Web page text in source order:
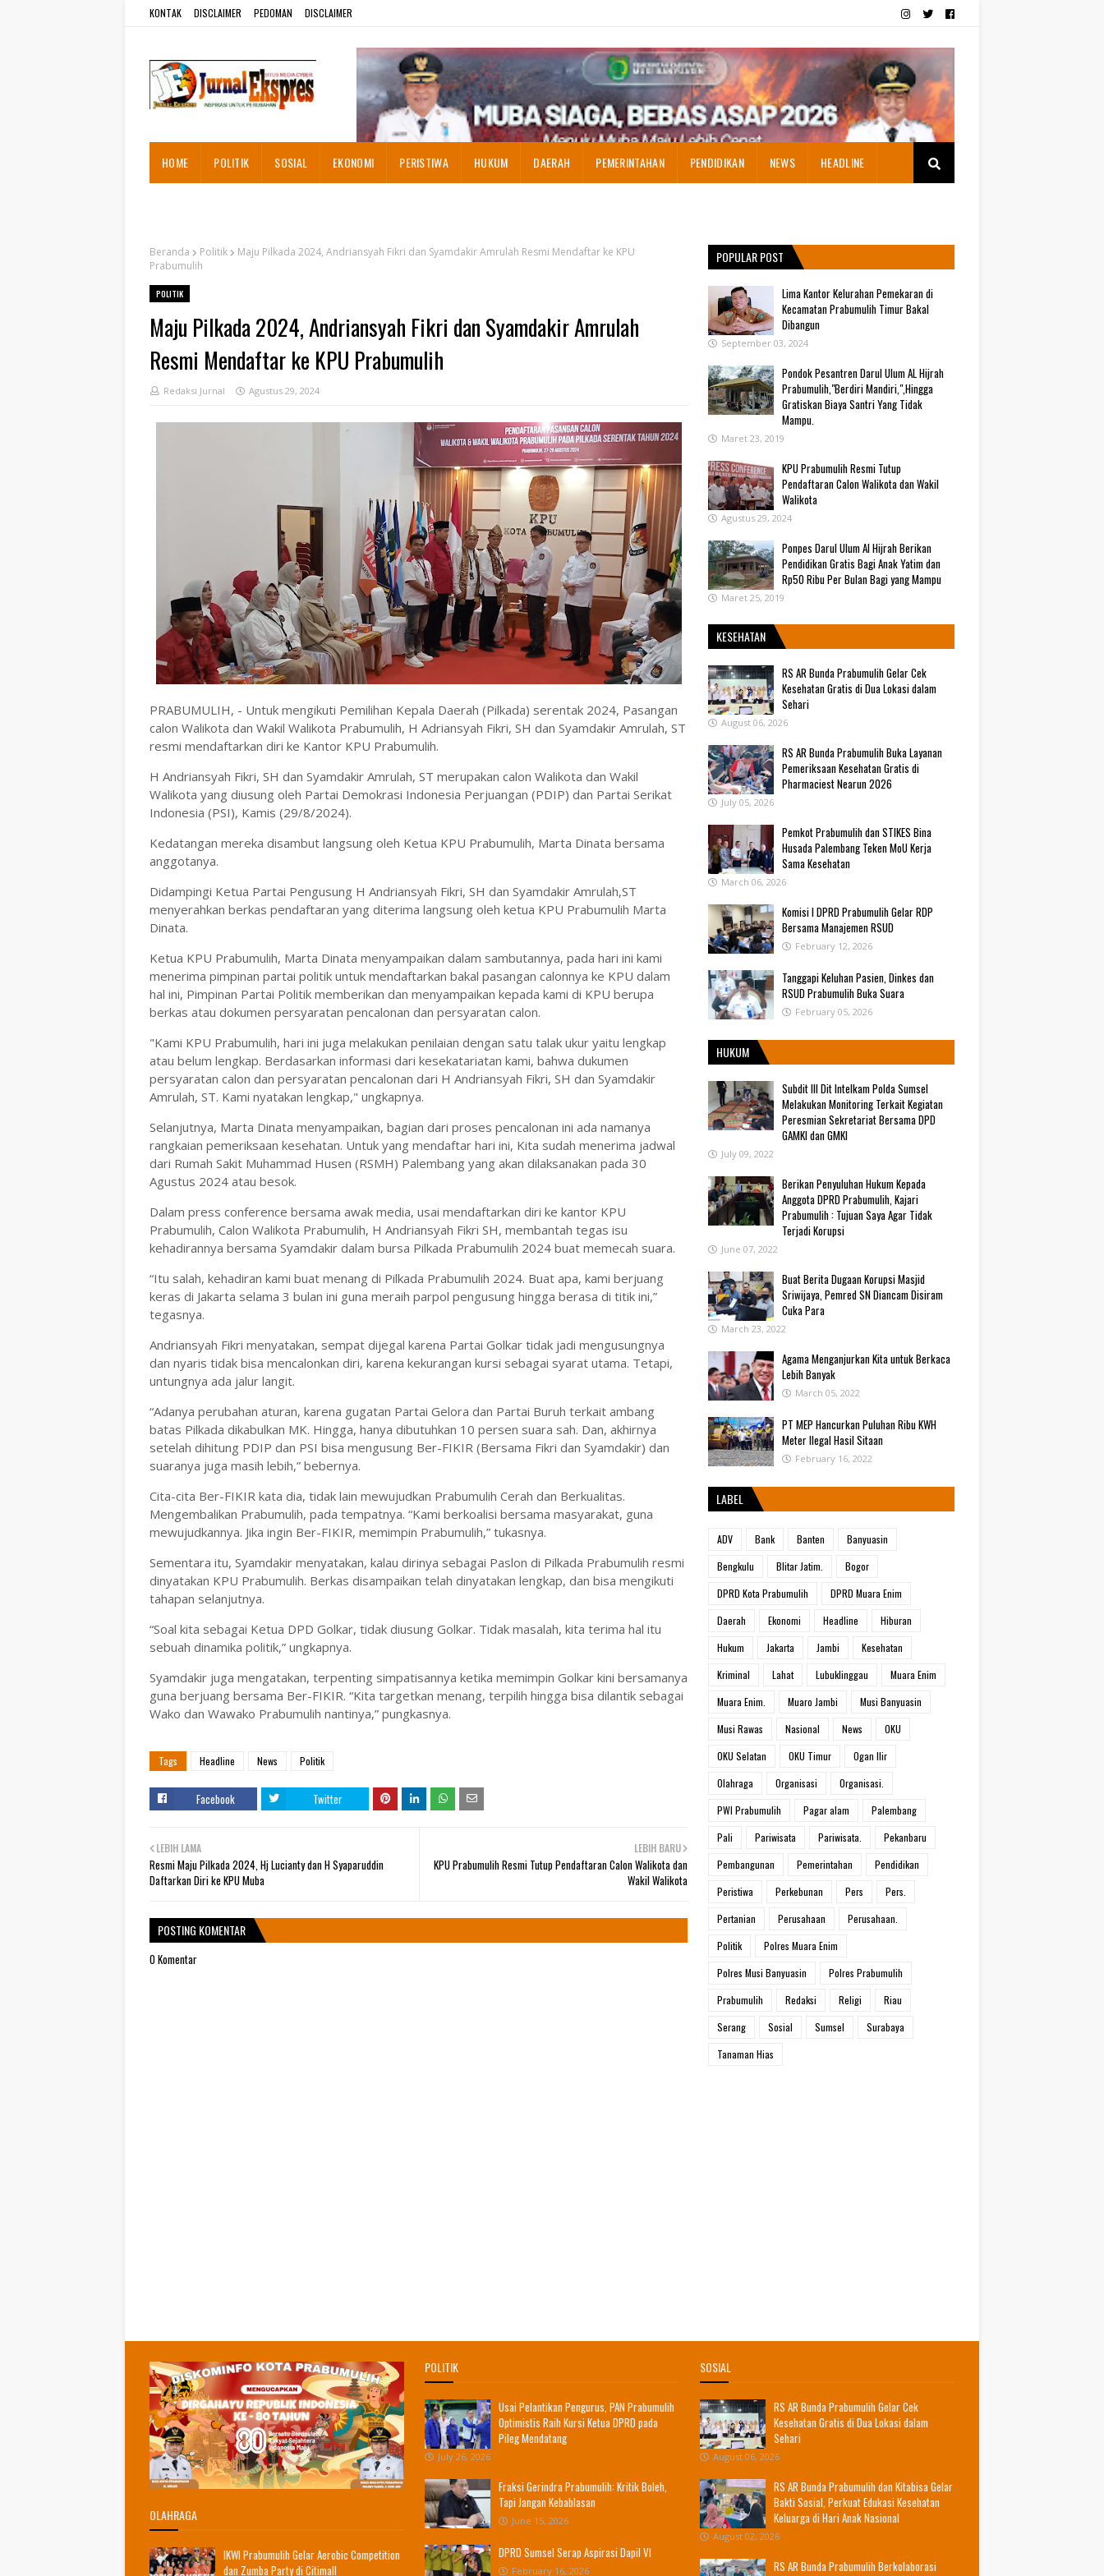
KONTAK DISCLAIMER PEDOMAN DISCLAIMER
HOME POLITIK SOSIAL EKONOMI PERISTIWA HUKUM DAERAH PEMERINTAHAN PENDIDIKAN NEWS HEADLINE
Beranda Politik
Maju Pilkada 2024, Andriansyah Fikri dan Syamdakir Amrulah Resmi Mendaftar ke KPU
Prabumulih
POLITIK
Maju Pilkada 2024, Andriansyah Fikri dan Syamdakir Amrulah
Resmi Mendaftar ke KPU Prabumulih
Redaksi Jurnal Agustus 29, 2024
PRABUMULIH, - Untuk mengikuti Pemilihan Kepala Daerah (Pilkada) serentak 2024, Pasangan
calon Walikota dan Wakil Walikota Prabumulih, H Adriansyah Fikri, SH dan Syamdakir Amrulah, ST
resmi mendaftarkan diri ke Kantor KPU Prabumulih.
H Andriansyah Fikri, SH dan Syamdakir Amrulah, ST merupakan calon Walikota dan Wakil
Walikota yang diusung oleh Partai Demokrasi Indonesia Perjuangan (PDIP) dan Partai Serikat
Indonesia (PSI), Kamis (29/8/2024).
Kedatangan mereka disambut langsung oleh Ketua KPU Prabumulih, Marta Dinata bersama
anggotanya.
Didampingi Ketua Partai Pengusung H Andriansyah Fikri, SH dan Syamdakir Amrulah,ST
menyerahkan berkas pendaftaran yang diterima langsung oleh ketua KPU Prabumulih Marta
Dinata.
Ketua KPU Prabumulih, Marta Dinata menyampaikan dalam sambutannya, pada hari ini kami
menerima pimpinan partai politik untuk mendaftarkan bakal pasangan calonnya ke KPU dalam
hal ini, Pimpinan Partai Politik memberikan dan menyampaikan kepada kami di KPU berupa
berkas atau dokumen persyaratan pencalonan dan persyaratan calon.
"Kami KPU Prabumulih, hari ini juga melakukan penilaian dengan satu talak ukur yaitu lengkap
atau belum lengkap. Berdasarkan informasi dari kesekatariatan kami, bahwa dukumen
persyaratan calon dan persyaratan pencalonan dari H Andriansyah Fikri, SH dan Syamdakir
Amrulah, ST. Kami nyatakan lengkap," ungkapnya.
Selanjutnya, Marta Dinata menyampaikan, bagian dari proses pencalonan ini ada namanya
rangkaian pemeriksaan kesehatan. Untuk yang mendaftar hari ini, Kita sudah menerima jadwal
dari Rumah Sakit Muhammad Husen (RSMH) Palembang yang akan dilaksanakan pada 30
Agustus 2024 atau besok.
Dalam press conference bersama awak media, usai mendaftarkan diri ke kantor KPU
Prabumulih, Calon Walikota Prabumulih, H Andriansyah Fikri SH, membantah tegas isu
kehadirannya bersama Syamdakir dalam bursa Pilkada Prabumulih 2024 buat memecah suara.
“Itu salah, kehadiran kami buat menang di Pilkada Prabumulih 2024. Buat apa, kami berjuang
keras di Jakarta selama 3 bulan ini guna meraih parpol pengusung hingga berasa di titik ini,”
tegasnya.
Andriansyah Fikri menyatakan, sempat dijegal karena Partai Golkar tidak jadi mengusungnya
dan nyaris tidak bisa mencalonkan diri, karena kekurangan kursi sebagai syarat utama. Tetapi,
untungnya ada jalur langit.
“Adanya perubahan aturan, karena gugatan Partai Gelora dan Partai Buruh terkait ambang
batas Pilkada dikabulkan MK. Hingga, hanya dibutuhkan 10 persen suara sah. Dan, akhirnya
setelah dihitung PDIP dan PSI bisa mengusung Ber-FIKIR (Bersama Fikri dan Syamdakir) dan
suaranya juga masih lebih,” bebernya.
Cita-cita Ber-FIKIR kata dia, tidak lain mewujudkan Prabumulih Cerah dan Berkualitas.
Mengembalikan Prabumulih, pada tempatnya. “Kami berkoalisi bersama masyarakat, guna
mewujudkannya. Jika ingin Ber-FIKIR, memimpin Prabumulih,” tukasnya.
Sementara itu, Syamdakir menyatakan, kalau dirinya sebagai Paslon di Pilkada Prabumulih resmi
dinyatakan KPU Prabumulih. Berkas disampaikan telah dinyatakan lengkap, dan bisa mengikuti
tahapan selanjutnya.
“Soal kita sebagai Ketua DPD Golkar, tidak diusung Golkar. Tidak masalah, kita terima hal itu
sebuah dinamika politik,” ungkapnya.
Syamdakir juga mengatakan, terpenting simpatisannya ketika memimpin Golkar kini bersamanya
guna berjuang bersama Ber-FIKIR. “Kita targetkan menang, terpilih hingga bisa dilantik sebagai
Wako dan Wawako Prabumulih nantinya,” pungkasnya.
Tags Headline News Politik
Facebook Twitter
LEBIH BARU
KPU Prabumulih Resmi Tutup Pendaftaran Calon Walikota dan
Wakil Walikota
LEBIH LAMA
Resmi Maju Pilkada 2024, Hj Lucianty dan H Syaparuddin
Daftarkan Diri ke KPU Muba
POSTING KOMENTAR
0 Komentar
POPULAR POST
Lima Kantor Kelurahan Pemekaran di
Kecamatan Prabumulih Timur Bakal
Dibangun
September 03, 2024
Pondok Pesantren Darul Ulum AL Hijrah
Prabumulih,"Berdiri Mandiri,",Hingga
Gratiskan Biaya Santri Yang Tidak
Mampu.
Maret 23, 2019
KPU Prabumulih Resmi Tutup
Pendaftaran Calon Walikota dan Wakil
Walikota
Agustus 29, 2024
Ponpes Darul Ulum Al Hijrah Berikan
Pendidikan Gratis Bagi Anak Yatim dan
Rp50 Ribu Per Bulan Bagi yang Mampu
Maret 25, 2019
KESEHATAN
RS AR Bunda Prabumulih Gelar Cek
Kesehatan Gratis di Dua Lokasi dalam
Sehari
August 06, 2026
RS AR Bunda Prabumulih Buka Layanan
Pemeriksaan Kesehatan Gratis di
Pharmaciest Nearun 2026
July 05, 2026
Pemkot Prabumulih dan STIKES Bina
Husada Palembang Teken MoU Kerja
Sama Kesehatan
March 06, 2026
Komisi I DPRD Prabumulih Gelar RDP
Bersama Manajemen RSUD
February 12, 2026
Tanggapi Keluhan Pasien, Dinkes dan
RSUD Prabumulih Buka Suara
February 05, 2026
HUKUM
Subdit III Dit Intelkam Polda Sumsel
Melakukan Monitoring Terkait Kegiatan
Peresmian Sekretariat Bersama DPD
GAMKI dan GMKI
July 09, 2022
Berikan Penyuluhan Hukum Kepada
Anggota DPRD Prabumulih, Kajari
Prabumulih : Tujuan Saya Agar Tidak
Terjadi Korupsi
June 07, 2022
Buat Berita Dugaan Korupsi Masjid
Sriwijaya, Pemred SN Diancam Disiram
Cuka Para
March 23, 2022
Agama Menganjurkan Kita untuk Berkaca
Lebih Banyak
March 05, 2022
PT MEP Hancurkan Puluhan Ribu KWH
Meter Ilegal Hasil Sitaan
February 16, 2022
LABEL
ADV Bank Banten
Banyuasin
Bengkulu
Blitar Jatim.
Bogor
DPRD Kota Prabumulih
DPRD Muara Enim
Daerah
Ekonomi Headline
Hiburan
Hukum
Jakarta Jambi
Kesehatan
Kriminal
Lahat Lubuklinggau
Muara Enim
Muara Enim.
Muaro Jambi
Musi Banyuasin
Musi Rawas
Nasional News
OKU
OKU Selatan
OKU Timur
Ogan Ilir
Olahraga
Organisasi
Organisasi.
PWI Prabumulih
Pagar alam
Palembang
Pali
Pariwisata Pariwisata.
Pekanbaru
Pembangunan
Pemerintahan
Pendidikan
Peristiwa
Perkebunan Pers
Pers.
Pertanian
Perusahaan
Perusahaan.
Politik
Polres Muara Enim
Polres Musi Banyuasin
Polres Prabumulih
Prabumulih
Redaksi Religi
Riau
Serang
Sosial Sumsel
Surabaya
Tanaman Hias
OLAHRAGA
IKWI Prabumulih Gelar Aerobic Competition
dan Zumba Party di Citimall
POLITIK
Usai Pelantikan Pengurus, PAN Prabumulih
Optimistis Raih Kursi Ketua DPRD pada
Pileg Mendatang
July 26, 2026
Fraksi Gerindra Prabumulih: Kritik Boleh,
Tapi Jangan Kebablasan
June 15, 2026
DPRD Sumsel Serap Aspirasi Dapil VI
February 16, 2026
SOSIAL
RS AR Bunda Prabumulih Gelar Cek
Kesehatan Gratis di Dua Lokasi dalam
Sehari
August 06, 2026
RS AR Bunda Prabumulih dan Kitabisa Gelar
Bakti Sosial, Perkuat Edukasi Kesehatan
Keluarga di Hari Anak Nasional
August 02, 2026
RS AR Bunda Prabumulih Berkolaborasi